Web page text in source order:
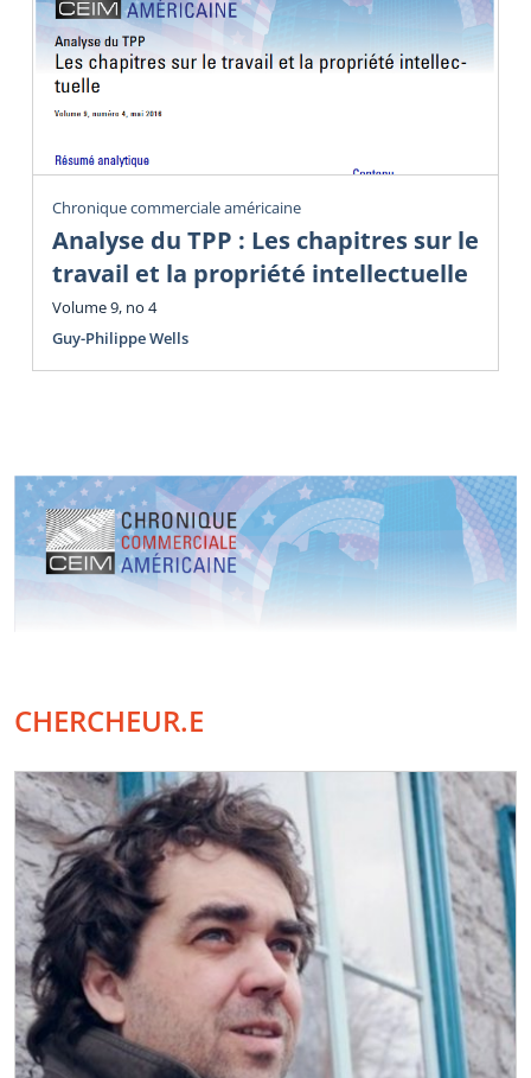
Chronique commerciale américaine
Analyse du TPP : Les chapitres sur le
travail et la propriété intellectuelle
Volume 9, no 4
Guy-Philippe Wells
CHERCHEUR.E